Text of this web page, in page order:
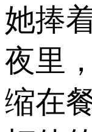
她捧
夜里
缩在